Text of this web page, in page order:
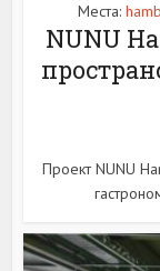
Места:
NUNU
Проект NUNU